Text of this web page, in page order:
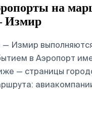
на
Измир
— Измир
в Аэропорт
— страницы